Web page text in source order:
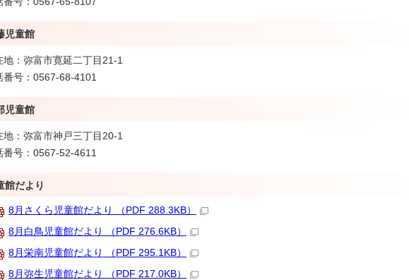
児童館
地：弥富市寛延二丁目21-1
番号：0567-68-4101
児童館
地：弥富市神戸三丁目20-1
番号：0567-52-4611
館だより
8月さくら児童館だより （PDF 288.3KB）
8月白鳥児童館だより （PDF 276.6KB）
8月栄南児童館だより （PDF 295.1KB）
8月弥生児童館だより （PDF 217.0KB）